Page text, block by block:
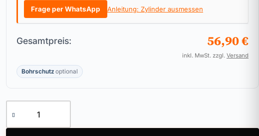
Frage per WhatsApp Anleitung: Zylinder ausmessen
Gesamtpreis: 56,90 €
inkl. MwSt. zzgl. Versand
Bohrschutz optional